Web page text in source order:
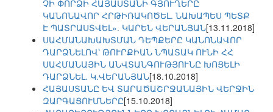
ՉԻ ՓՈՐՁԻ ՀԱՅԱՍՏԱՆԻ ԳՅՈՒՂԵՐԸ
ԿԱՆՈՆԱՎՈՐ ՀՐԹԻՌԱԿՈԾԵԼ. ՆԱԽԱՊԵՍ ՊԵՏՔ
Է ՊԱՏՐԱՍՏՎԵԼ». ԿԱՐԵՆ ՎԵՐԱՆՅԱՆ[13.11.2018]
ՍԱՀՄԱՆԱԽԱԽՏՄԱՆ ԴԵՊՔԵՐԸ ԿԱՆՈՆԱՎՈՐ
ԴԱՐՁՆԵԼՈՎ՝ ԹՈՒՐՔԻԱՆ ՆՊԱՏԱԿ ՈՒՆԻ ՀՀ
ՍԱՀՄԱՆԱՅԻՆ ԱՆՎՏԱՆԳՈՒԹՅՈՒՆԸ ԽՈՑԵԼԻ
ԴԱՐՁՆԵԼ. Կ.ՎԵՐԱՆՅԱՆ[18.10.2018]
ՀԱՅԱՍՏԱՆԸ ԵՎ ՏԱՐԱԾԱՇՐՋԱՆԱՅԻՆ ՎԵՐՋԻՆ
ԶԱՐԳԱՑՈՒՄՆԵՐԸ[15.10.2018]